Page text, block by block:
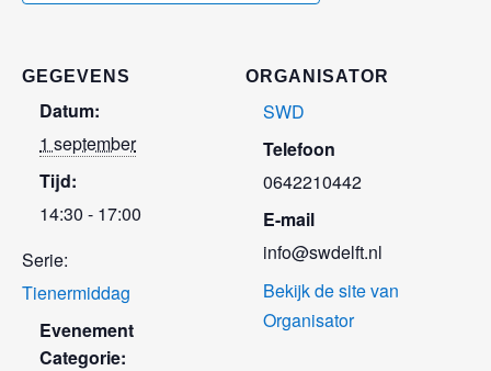
GEGEVENS
Datum:
1 september
Tijd:
14:30 - 17:00
Serie:
Tienermiddag
Evenement
Categorie:
ORGANISATOR
SWD
Telefoon
0642210442
E-mail
info@swdelft.nl
Bekijk de site van
Organisator